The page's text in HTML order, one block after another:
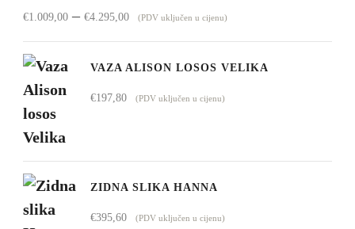
€1.009,00 – €4.295,00Raspon
cijena:
od
(PDV uključen u cijenu)
VAZA ALISON LOSOS VELIKA
€197,80 (PDV uključen u cijenu)
ZIDNA SLIKA HANNA
€395,60 (PDV uključen u cijenu)